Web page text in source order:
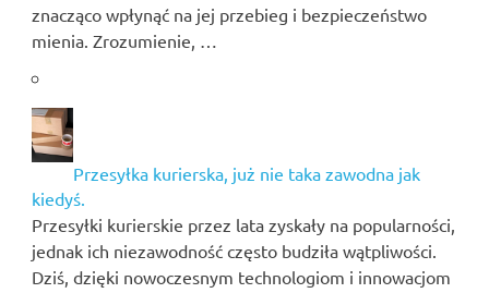
znacząco wpłynąć na jej przebieg i bezpieczeństwo
mienia. Zrozumienie, …
Przesyłka kurierska, już nie taka zawodna jak
kiedyś.
Przesyłki kurierskie przez lata zyskały na popularności,
jednak ich niezawodność często budziła wątpliwości.
Dziś, dzięki nowoczesnym technologiom i innowacjom